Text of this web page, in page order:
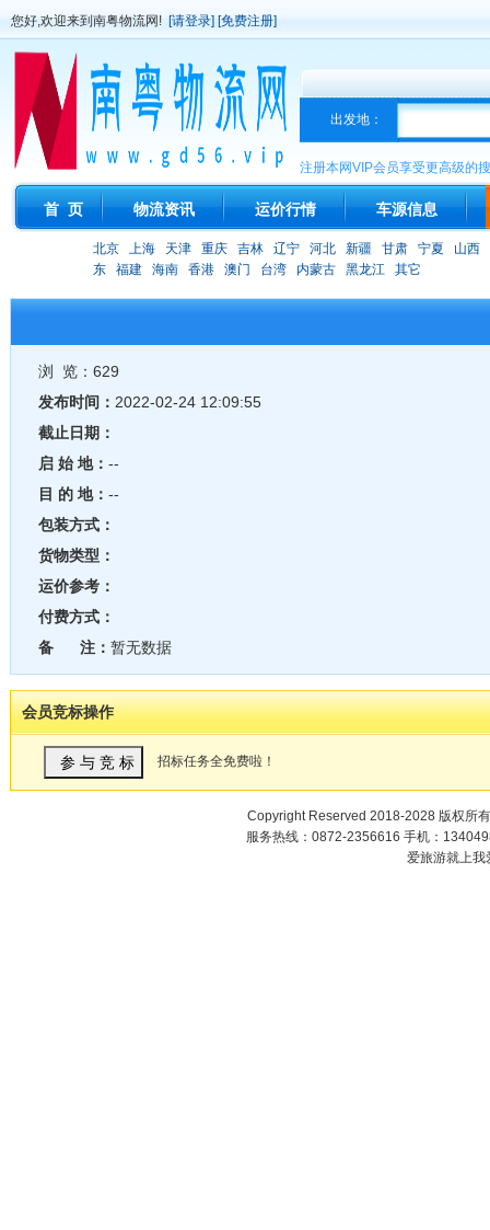
您好,欢迎来到南粤物流网! [请登录] [免费注册]
出发地：
注册本网VIP会员享受更高级的
首 页 物流资讯 运价行情 车源信息
北京 上海 天津 重庆 吉林 辽宁 河北 新疆 甘肃 宁夏
山西
东
福建 海南 香港 澳门 台湾 内蒙古 黑龙江 其它
浏 览：629
发布时间： 2022-02-24 12:09:55
截止日期：
启 始 地： --
目 的 地： --
包装方式：
货物类型：
运价参考：
付费方式：
备 注： 暂无数据
会员竞标操作
招标任务全免费啦！
Copyright Reserved 2018-2028 版权所
服务热线：0872-2356616 手机：
爱旅游就上我